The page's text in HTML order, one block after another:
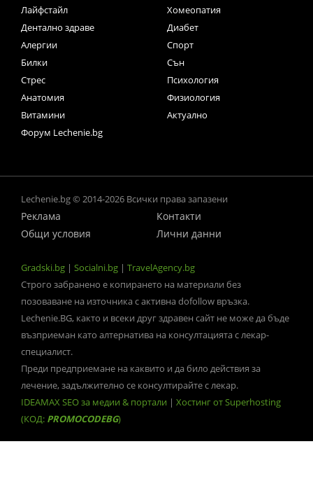
Лайфстайл
Хомеопатия
Дентално здраве
Диабет
Алергии
Спорт
Билки
Сън
Стрес
Психология
Анатомия
Физиология
Витамини
Актуално
Форум Lechenie.bg
Lechenie.bg © 2014-2026 Всички права запазени
Реклама
Контакти
Общи условия
Лични данни
Gradski.bg | Socialni.bg | TravelAgency.bg
Строго забранено е копирането на материали без
позоваване на източника с активна dofollow връзка.
Lechenie.BG, както и всеки друг здравен сайт не може да бъде
възприеман като алтернатива на консултацията с лекар-
специалист.
Преди предприемане на каквито и да било действия за
лечение, задължително се консултирайте с лекар.
IDEAMAX SEO за медии & портали | Хостинг от Superhosting
(КОД: PROMOCODEBG)